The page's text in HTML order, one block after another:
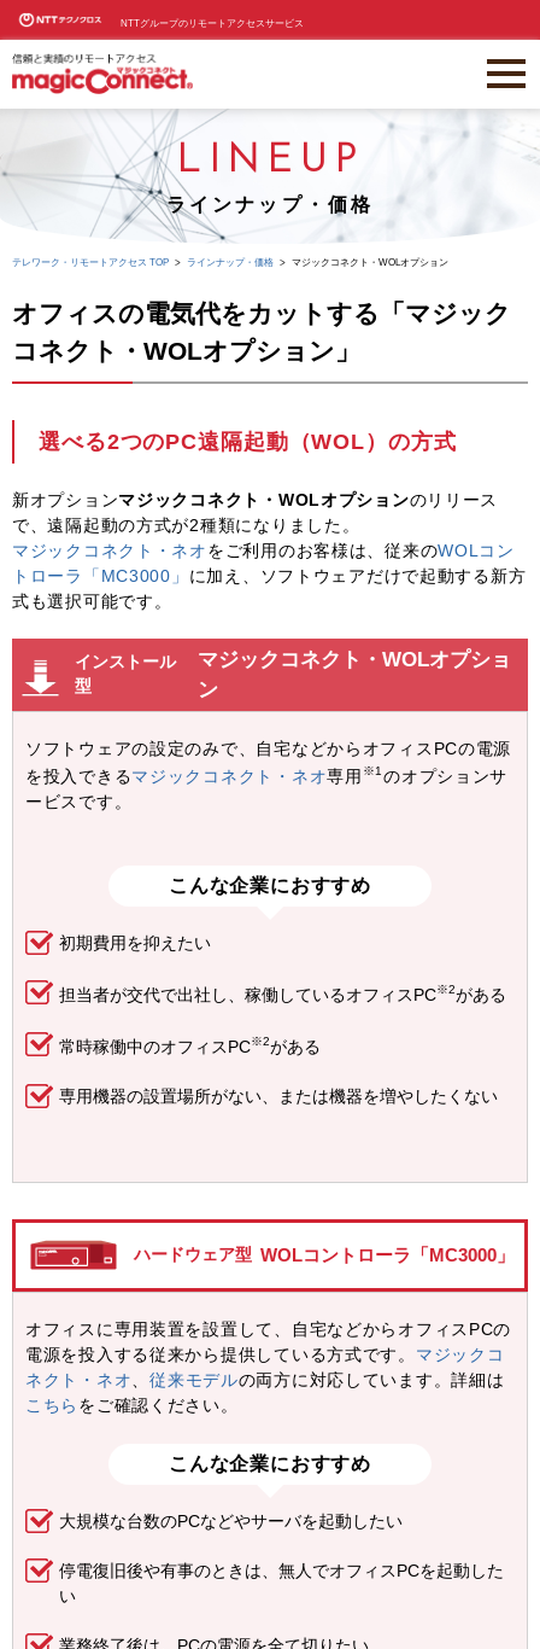
NTTグループのリモートアクセスサービス
LINEUP
ラインナップ・価格
テレワーク・リモートアクセス TOP ラインナップ・価格 マジックコネクト・WOLオプション
オフィスの電気代をカットする「マジック
コネクト・WOLオプション」
選べる2つのPC遠隔起動（WOL）の方式
新オプションマジックコネクト・WOLオプションのリリース
で、遠隔起動の方式が2種類になりました。
マジックコネクト・ネオをご利用のお客様は、従来のWOLコン
トローラ「MC3000」 に加え、ソフトウェアだけで起動する新方
式も選択可能です。
インストール
型
マジックコネクト・WOLオプショ
ン
ソフトウェアの設定のみで、自宅などからオフィスPCの電源
を投入できるマジックコネクト・ネオ専用 ※1のオプションサ
ービスです。
こんな企業におすすめ
初期費用を抑えたい
担当者が交代で出社し、稼働しているオフィスPC※2がある
常時稼働中のオフィスPC※2がある
専用機器の設置場所がない、または機器を増やしたくない
ハードウェア型 WOLコントローラ「MC3000」
オフィスに専用装置を設置して、自宅などからオフィスPCの
電源を投入する従来から提供している方式です。 マジックコ
ネクト・ネオ 、従来モデルの両方に対応しています。詳細は
こちら をご確認ください。
こんな企業におすすめ
大規模な台数のPCなどやサーバを起動したい
停電復旧後や有事のときは、無人でオフィスPCを起動した
い
業務終了後は、PCの電源を全て切りたい